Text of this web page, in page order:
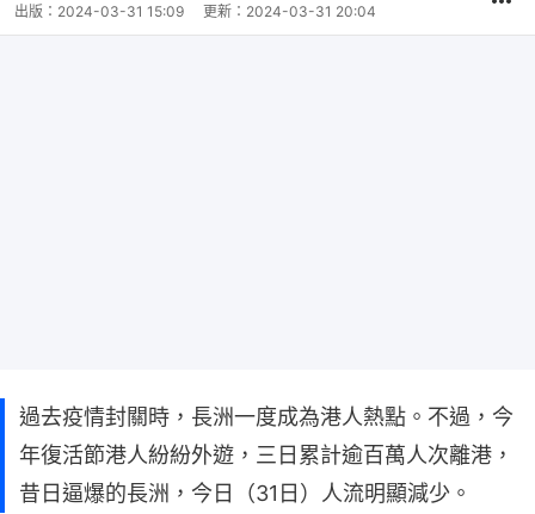
出版： 2024-03-31 15:09 更新： 2024-03-31 20:04
過去疫情封關時，長洲一度成為港人熱點。不過，今
年復活節港人紛紛外遊，三日累計逾百萬人次離港，
昔日逼爆的長洲，今日（31日）人流明顯減少。